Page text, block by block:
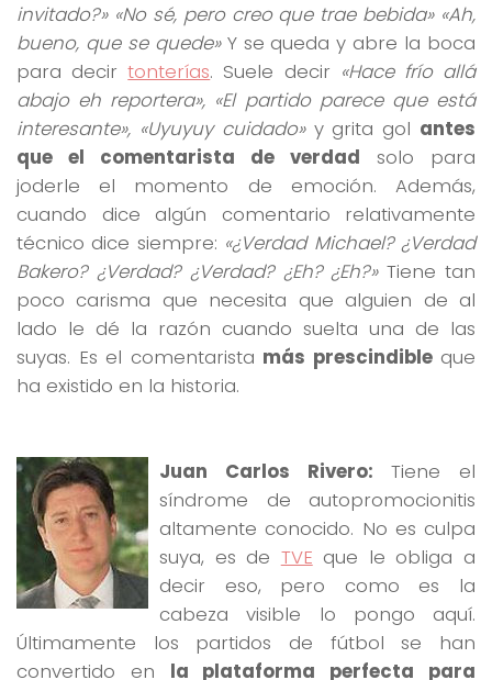
invitado?» «No sé, pero creo que trae bebida» «Ah,
bueno, que se quede»Y se queda y abre la boca
para decirtonterías. Suele decir «Hace frío allá
abajo eh reportera», «El partido parece que está
interesante», «Uyuyuy cuidado»y grita gol antes
que el comentarista de verdad solo para
joderle el momento de emoción. Además,
cuando dice algún comentario relativamente
técnico dice siempre: «¿Verdad Michael? ¿Verdad
Bakero? ¿Verdad? ¿Verdad? ¿Eh? ¿Eh?»Tiene tan
poco carisma que necesita que alguien de al
lado le dé la razón cuando suelta una de las
suyas. Es el comentarista más prescindibleque
ha existido en la historia.
Juan Carlos Rivero: Tiene el
síndrome de autopromocionitis
altamente conocido. No es culpa
suya, es de TVE que le obliga a
decir eso, pero como es la
cabeza visible lo pongo aquí.
Últimamente los partidos de fútbol se han
convertido en la plataforma perfecta para